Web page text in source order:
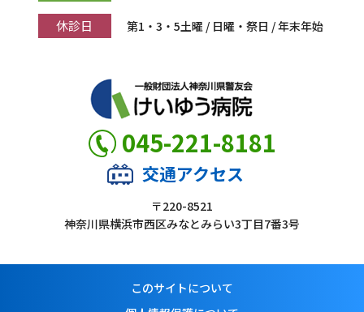
休診日 第1・3・5土曜 / 日曜・祭日 / 年末年始
045-221-8181
交通アクセス
〒220-8521
神奈川県横浜市西区みなとみらい3丁目7番3号
このサイトについて